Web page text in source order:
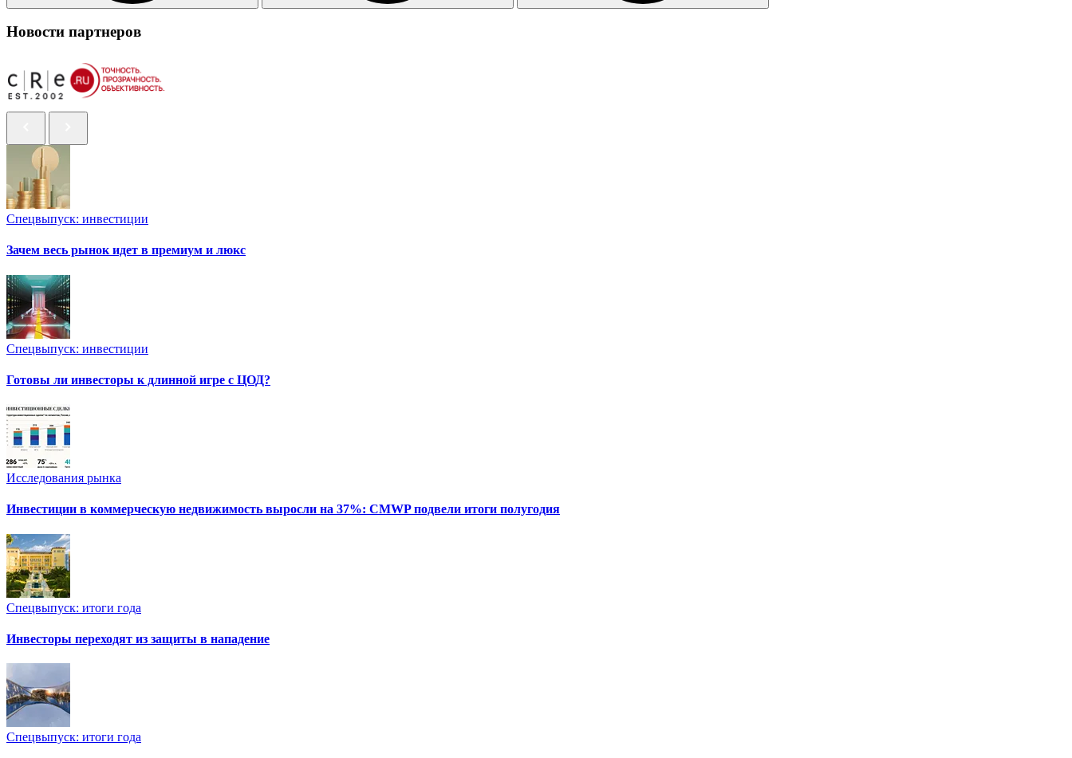
Новости партнеров
Спецвыпуск: инвестиции
Зачем весь рынок идет в премиум и люкс
Спецвыпуск: инвестиции
Готовы ли инвесторы к длинной игре с ЦОД?
Исследования рынка
Инвестиции в коммерческую недвижимость выросли на 37%: CMWP подвели итоги полугодия
Спецвыпуск: итоги года
Инвесторы переходят из защиты в нападение
Спецвыпуск: итоги года